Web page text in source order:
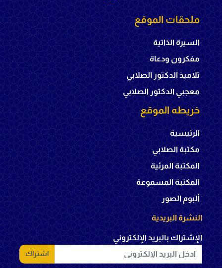
ملحقات الموقع
السيرة الذاتية
مفكرون ودعاة
تلاميذ الدكتور الصلابي
معجبي الدكتور الصلابي
خريطه الموقع
الرئيسية
مكتبة الصلابي
المكتبة المرئية
المكتبة المسموعة
ألبوم الصور
النشرة البريدية
الإشتراك بالبريد الإلكتروني
اشتراك